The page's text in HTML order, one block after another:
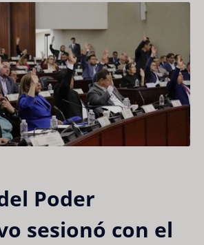
Poder
sesionó con el